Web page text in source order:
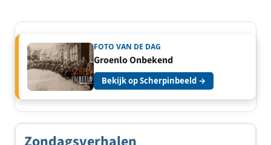
FOTO VAN DE DAG
Groenlo Onbekend
Bekijk op Scherpinbeeld →